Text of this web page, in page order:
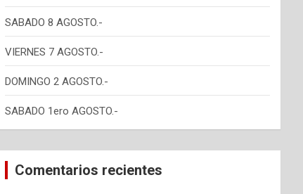
SABADO 8 AGOSTO.-
VIERNES 7 AGOSTO.-
DOMINGO 2 AGOSTO.-
SABADO 1ero AGOSTO.-
Comentarios recientes